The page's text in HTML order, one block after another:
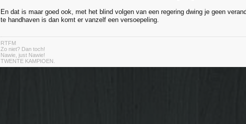
En dat is maar goed ook, met het blind volgen van een regering dwing je geen
te handhaven is dan komt er vanzelf een versoepeling.
RTFM
Zo niet? Dan toch!
Nawie, just Nawie!
TWENTE KAMPIOEN.